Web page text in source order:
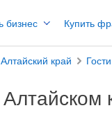
бизнес Купить
Алтайский край